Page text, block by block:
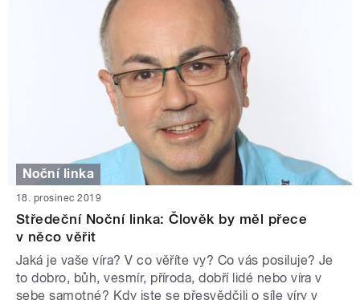
Noční linka
18. prosinec 2019
Středeční Noční linka: Člověk by měl přece
v něco věřit
Jaká je vaše víra? V co věříte vy? Co vás posiluje? Je
to dobro, bůh, vesmír, příroda, dobří lidé nebo víra v
sebe samotné? Kdy jste se přesvědčili o síle víry v